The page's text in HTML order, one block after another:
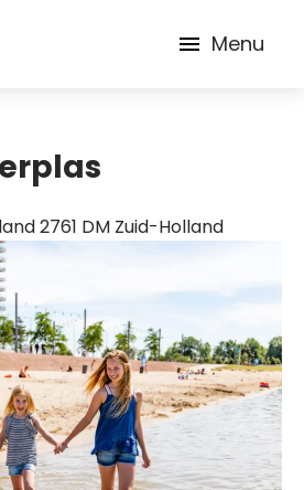
Menu
2761 DM Zuid-Holland